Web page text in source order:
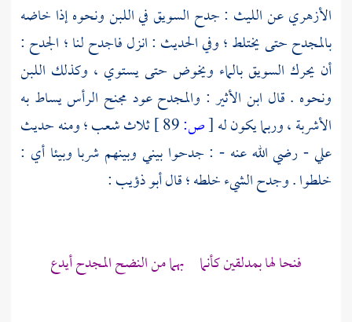
الأزهريعن الليث : جدح السويق في اللبن ونحوه إذا خاضه
بالمجدح حتى يختلط ؛ وفي الحديث : انزل فاجدح لنا ؛ الجدح :
أن يحرك السويق بالماء ويخوض حتى يستوي ، وكذلك اللبن
ونحوه . قال ابن الأثير : والمجدح عود مجنح الرأس يساط به
الأشربة ، وربما يكون له[ص:
ثلاث شعب ؛ ومنه حديث
علي- رضي الله عنه - : جدحوا بيني وبينهم شربا وبيئا أي :
خلطوا . وجدح الشيء خلطه ؛ قالأبو ذؤيب:
فنحا لها بمدلقين كأنما بهما من النضح المجدح أيدع